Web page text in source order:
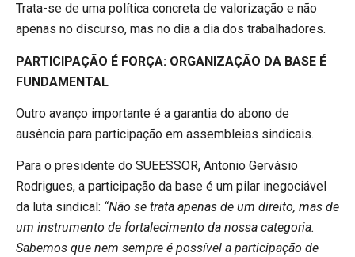
Trata-se de uma política concreta de valorização e não
apenas no discurso, mas no dia a dia dos trabalhadores.
PARTICIPAÇÃO É FORÇA: ORGANIZAÇÃO DA BASE É
FUNDAMENTAL
Outro avanço importante é a garantia do abono de
ausência para participação em assembleias sindicais.
Para o presidente do SUEESSOR, Antonio Gervásio
Rodrigues, a participação da base é um pilar inegociável
da luta sindical: “Não se trata apenas de um direito, mas de
um instrumento de fortalecimento da nossa categoria.
Sabemos que nem sempre é possível a participação de